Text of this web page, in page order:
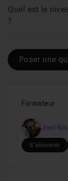
Formateur
Joel
S'abonner
Quel est le
?
Poser une